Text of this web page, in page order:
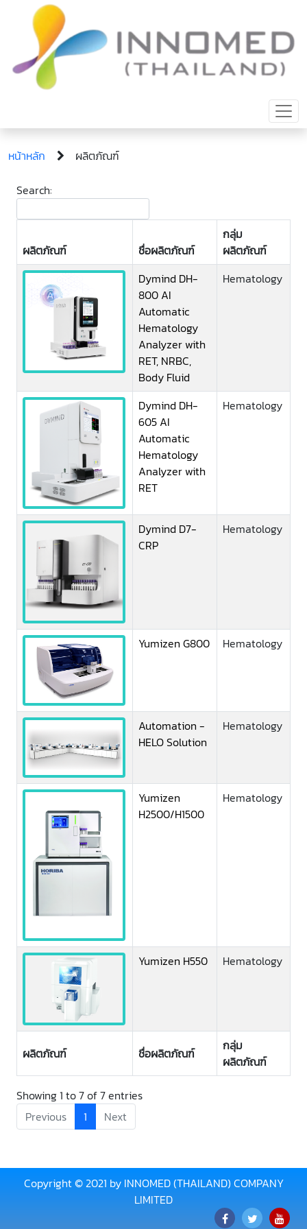
หน้าหลัก ผลิตภัณฑ์
Search:
ผลิตภัณฑ์ ชื่อผลิตภัณฑ์
กลุ่ม
ผลิตภัณฑ์
ผลิตภัณฑ์ ชื่อผลิตภัณฑ์
กลุ่ม
ผลิตภัณฑ์
Dymind DH-
800 AI
Automatic
Hematology
Analyzer with
RET, NRBC,
Body Fluid
Hematology
Dymind DH-
605 AI
Automatic
Hematology
Analyzer with
RET
Hematology
Dymind D7-
CRP
Hematology
Yumizen G800 Hematology
Automation -
HELO Solution
Hematology
Yumizen
H2500/H1500
Hematology
Yumizen H550 Hematology
Showing 1 to 7 of 7 entries
Previous
1 Next
Copyright © 2021 by INNOMED (THAILAND) COMPANY
LIMITED